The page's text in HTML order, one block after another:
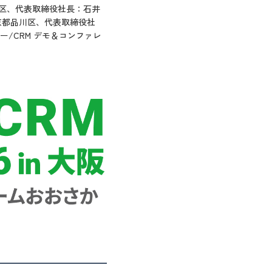
、代表取締役社長：石井
品川区、代表取締役社
/CRM デモ＆コンファレ